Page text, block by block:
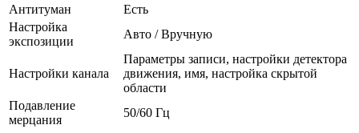
Антитуман
Есть
Настройка
экспозиции
Авто / Вручную
Настройки канала
Параметры записи, настройки детектора
движения, имя, настройка скрытой
области
Подавление
мерцания
50/60 Гц